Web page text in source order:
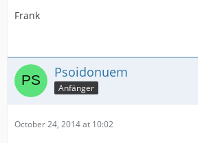
Frank
Psoidonuem
Anfänger
October 24, 2014 at 10:02